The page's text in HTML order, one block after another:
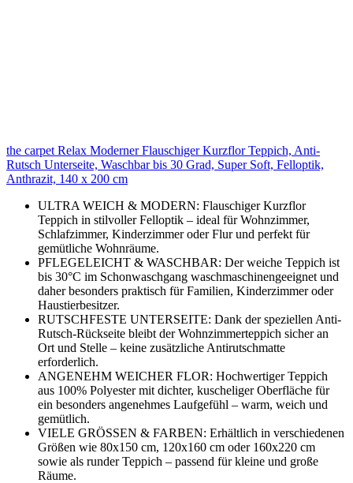
the carpet Relax Moderner Flauschiger Kurzflor Teppich, Anti-
Rutsch Unterseite, Waschbar bis 30 Grad, Super Soft, Felloptik,
Anthrazit, 140 x 200 cm
ULTRA WEICH & MODERN: Flauschiger Kurzflor
Teppich in stilvoller Felloptik – ideal für Wohnzimmer,
Schlafzimmer, Kinderzimmer oder Flur und perfekt für
gemütliche Wohnräume.
PFLEGELEICHT & WASCHBAR: Der weiche Teppich ist
bis 30°C im Schonwaschgang waschmaschinengeeignet und
daher besonders praktisch für Familien, Kinderzimmer oder
Haustierbesitzer.
RUTSCHFESTE UNTERSEITE: Dank der speziellen Anti-
Rutsch-Rückseite bleibt der Wohnzimmerteppich sicher an
Ort und Stelle – keine zusätzliche Antirutschmatte
erforderlich.
ANGENEHM WEICHER FLOR: Hochwertiger Teppich
aus 100% Polyester mit dichter, kuscheliger Oberfläche für
ein besonders angenehmes Laufgefühl – warm, weich und
gemütlich.
VIELE GRÖSSEN & FARBEN: Erhältlich in verschiedenen
Größen wie 80x150 cm, 120x160 cm oder 160x220 cm
sowie als runder Teppich – passend für kleine und große
Räume.